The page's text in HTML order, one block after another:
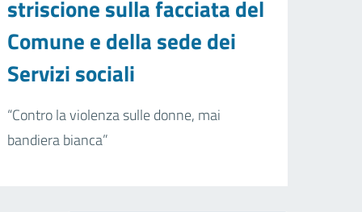
striscione sulla facciata del
Comune e della sede dei
Servizi sociali
“Contro la violenza sulle donne, mai
bandiera bianca”